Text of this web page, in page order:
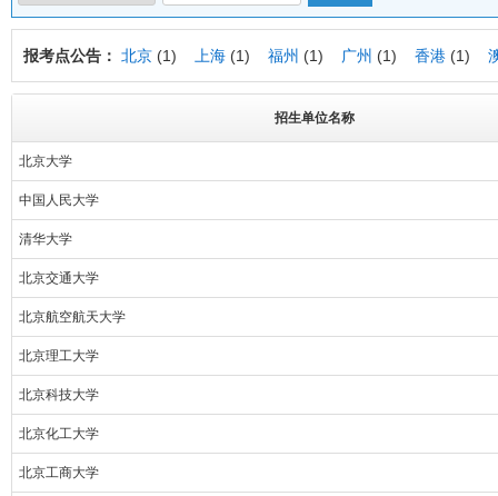
报考点公告： 北京 (1) 上海 (1) 福州 (1) 广州 (1) 香港 (1)
招生单位名称
北京大学
中国人民大学
清华大学
北京交通大学
北京航空航天大学
北京理工大学
北京科技大学
北京化工大学
北京工商大学